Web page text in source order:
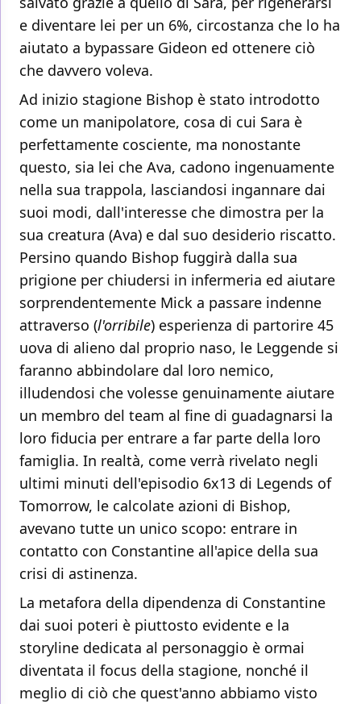
e diventare lei per un 6%, circostanza che lo ha
aiutato a bypassare Gideon ed ottenere ciò
che davvero voleva.
Ad inizio stagione Bishop è stato introdotto
come un manipolatore, cosa di cui Sara è
perfettamente cosciente, ma nonostante
questo, sia lei che Ava, cadono ingenuamente
nella sua trappola, lasciandosi ingannare dai
suoi modi, dall'interesse che dimostra per la
sua creatura (Ava) e dal suo desiderio riscatto.
Persino quando Bishop fuggirà dalla sua
prigione per chiudersi in infermeria ed aiutare
sorprendentemente Mick a passare indenne
attraverso (l'orribile) esperienza di partorire 45
uova di alieno dal proprio naso, le Leggende si
faranno abbindolare dal loro nemico,
illudendosi che volesse genuinamente aiutare
un membro del team al fine di guadagnarsi la
loro fiducia per entrare a far parte della loro
famiglia. In realtà, come verrà rivelato negli
ultimi minuti dell'episodio 6x13 di Legends of
Tomorrow, le calcolate azioni di Bishop,
avevano tutte un unico scopo: entrare in
contatto con Constantine all'apice della sua
crisi di astinenza.
La metafora della dipendenza di Constantine
dai suoi poteri è piuttosto evidente e la
storyline dedicata al personaggio è ormai
diventata il focus della stagione, nonché il
meglio di ciò che quest'anno abbiamo visto